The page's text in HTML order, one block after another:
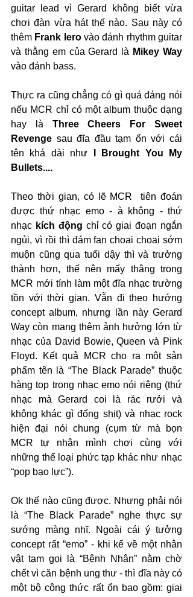
guitar lead vì Gerard không biết vừa
chơi đàn vừa hát thế nào. Sau này có
thêm Frank Iero vào đánh rhythm guitar
và thằng em của Gerard là Mikey Way
vào đánh bass.
Thực ra cũng chẳng có gì quá đáng nói
nếu MCR chỉ có một album thuộc dạng
hay là Three Cheers For Sweet
Revenge sau đĩa đầu tạm ổn với cái
tên khá dài như
I Brought You My
Bullets....
Theo thời gian, có lẽ MCR  tiên đoán
được thứ nhạc emo - à không - thứ
nhạc kích động chỉ có giai đoạn ngắn
ngủi, vì rồi thì đám fan choai choai sớm
muộn cũng qua tuổi dậy thì và trưởng
thành hơn, thế nên mấy thằng trong
MCR mới tính làm một đĩa nhạc trường
tồn với thời gian. Vẫn đi theo hướng
concept album, nhưng lần này Gerard
Way còn mang thêm ảnh hưởng lớn từ
nhạc của David Bowie, Queen và Pink
Floyd. Kết quả MCR cho ra một sản
phẩm tên là “The Black Parade” thuộc
hàng top trong nhạc emo nói riêng (thứ
nhạc mà Gerard coi là rác rưởi và
không khác gì đống shit) và nhạc rock
hiện đại nói chung (cụm từ mà bọn
MCR tự nhận mình chơi cùng với
những thể loại phức tạp khác như nhạc
“pop bạo lực”).
Ok thế nào cũng được. Nhưng phải nói
là “The Black Parade” nghe thực sự
sướng màng nhĩ. Ngoài cái ý tưởng
concept rất “emo” - khi kể về một nhân
vật tạm gọi là “Bệnh Nhân” nằm chờ
chết vì căn bệnh ung thư - thì đĩa này có
một bộ công thức rất ổn bao gồm: giai